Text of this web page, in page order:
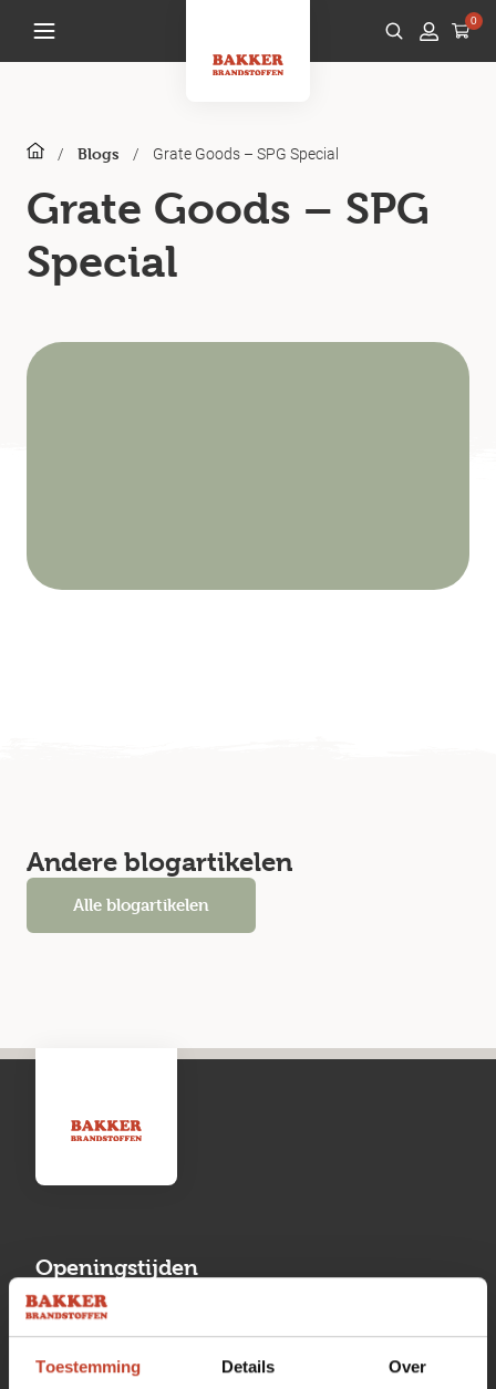
Toestemming Details Over
0
/ Blogs / Grate Goods – SPG Special
Grate Goods – SPG
Special
Andere blogartikelen
Alle blogartikelen
Openingstijden
Maandag
13:00 tot 17:00
Dinsdag
08:00 tot 17:00